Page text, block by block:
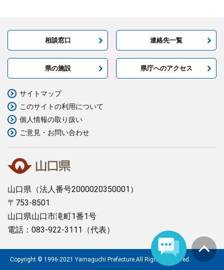
相談窓口 連絡先一覧
県の施設 県庁へのアクセス
山口県 （法人番号2000020350001）
〒753-8501
山口県山口市滝町1番1号
電話：083-922-3111（代表）
サイトマップ
このサイトの利用について
個人情報の取り扱い
ご意見・お問い合わせ
Copyright © 1996-2021 Yamaguchi Prefecture.All Rights Reserved.